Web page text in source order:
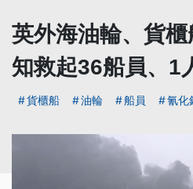
英外海油輪、貨
知救起36船員、1
貨櫃船 油輪 船員 氰化